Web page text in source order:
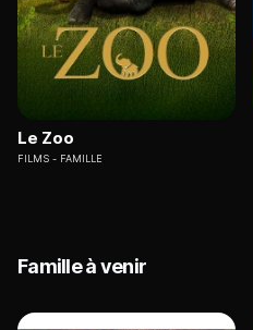
Le Zoo
FILMS FAMILLE
Famille à venir